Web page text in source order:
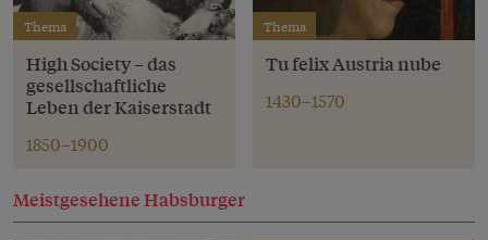
Thema
High Society – das
gesellschaftliche
Leben der Kaiserstadt
1850–1900
Thema
Tu felix Austria nube
1430–1570
Meistgesehene Habsburger